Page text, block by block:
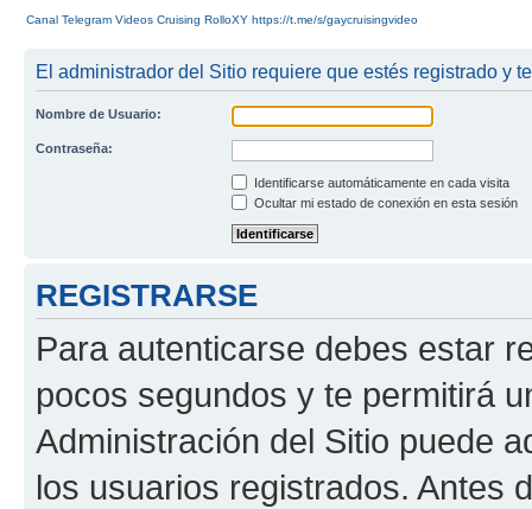
Canal Telegram Videos Cruising RolloXY https://t.me/s/gaycruisingvideo
El administrador del Sitio requiere que estés registrado y
Nombre de Usuario:
Contraseña:
Identificarse automáticamente en cada visita
Ocultar mi estado de conexión en esta sesión
REGISTRARSE
Para autenticarse debes estar
pocos segundos y te permitirá
Administración del Sitio puede
los usuarios registrados. Antes